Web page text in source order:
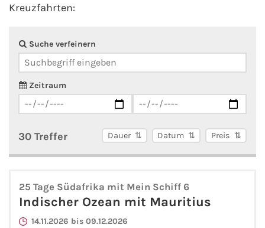
AIDA Adria
AIDA Nordamerika
AIDA Südostasien
AIDA Weltreisen
Alle AIDA Häfen
Mein Schiff Karibik
Mein Schiff Kanaren
Kreuzfahrten:
Suche verfeinern
Zeitraum
30 Treffer Dauer Datum Preis
25 Tage Südafrika mit Mein Schiff 6
Indischer Ozean mit Mauritius
14.11.2026 bis 09.12.2026